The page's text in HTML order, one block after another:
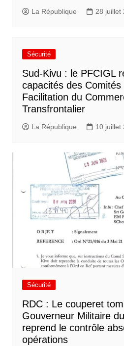
La République 28 juillet
Sécurité
Sud-Kivu : le PFCIGL
capacités des Comités
Facilitation du
Transfrontalier
La République 10 juillet
Sécurité
RDC : Le couperet
Gouverneur Militaire
reprend le contrôle
opérations